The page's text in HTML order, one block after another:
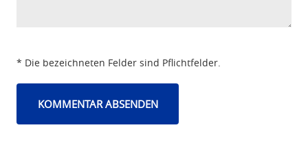
* Die bezeichneten Felder sind Pflichtfelder.